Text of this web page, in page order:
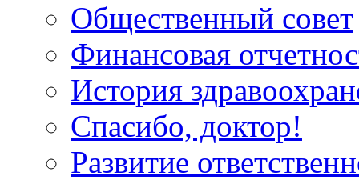
Общественный совет
Финансовая
История
Спасибо, доктор!
Развитие